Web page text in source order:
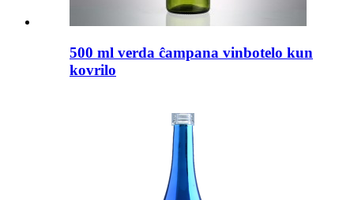
500 ml verda ĉampana vinbotelo kun
kovrilo